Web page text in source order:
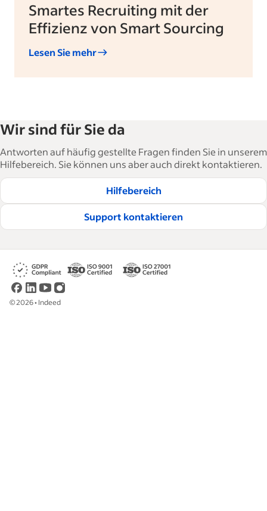
Smartes Recruiting mit der
Effizienz von Smart Sourcing
Lesen Sie mehr
Wir sind für Sie da
Antworten auf häufig gestellte Fragen finden Sie in unserem
Hilfebereich. Sie können uns aber auch direkt kontaktieren.
Hilfebereich
Support kontaktieren
©2026• Indeed